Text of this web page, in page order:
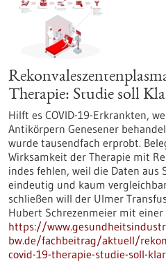
Therapie: Studie soll
Hilft es COVID-19-Erkrankten,
Antikörpern Genesener
wurde tausendfach erprobt.
Wirksamkeit der Therapie mit
indes fehlen, weil die Daten aus
eindeutig und kaum
schließen will der Ulmer
Hubert Schrezenmeier mit
https://
bw.de/fachbeitrag/aktuell/
covid-19-therapie-studie-soll-